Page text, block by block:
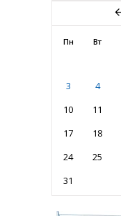
Пн Вт
3
4
10
11
17
18
24
25
31